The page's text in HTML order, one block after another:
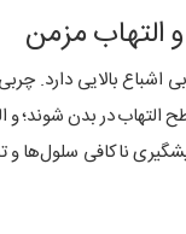
اشباع بالایی دارد.
در بدن شوند؛ و
ناکافی سلول‌ها و